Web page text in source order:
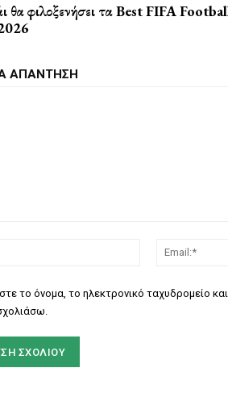
θα φιλοξενήσει τα Best FIFA
ΑΠΑΝΤΗΣΗ
Όνομα:*
το όνομα, το ηλεκτρονικό ταχυδρομείο